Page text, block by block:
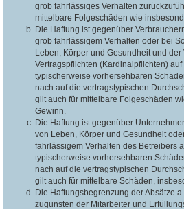
grob fahrlässiges Verhalten
mittelbare Folgeschäden wie
Die Haftung ist gegenüber
grob fahrlässigem Verhalten oder bei
Leben, Körper und Gesundheit und
Vertragspflichten (Kardinalpflichten)
typischerweise vorhersehbaren
nach auf die vertragstypischen
gilt auch für mittelbare Folgeschäden
Gewinn.
Die Haftung ist gegenüber
von Leben, Körper und Gesundheit
fahrlässigem Verhalten des Betreibers
typischerweise vorhersehbaren
nach auf die vertragstypischen
gilt auch für mittelbare Schäden,
Die Haftungsbegrenzung der Absätze
zugunsten der Mitarbeiter und